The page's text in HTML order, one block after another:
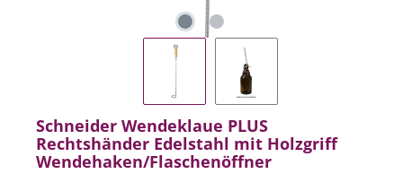
Schneider Wendeklaue PLUS
Rechtshänder Edelstahl mit Holzgriff
Wendehaken/Flaschenöffner